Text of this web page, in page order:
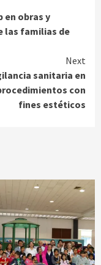
en obras y
las familias de
Next
sanitaria en
con
fines estéticos